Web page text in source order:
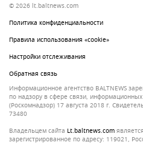
© 2026 lt.baltnews.com
Политика конфиденциальности
Правила использования «cookie»
Настройки отслеживания
Обратная связь
Информационное агентство BALTNEWS
по надзору в сфере связи,
(Роскомнадзор) 17 августа 2018 г.
73480
Владельцем сайта lt.baltnews.com
зарегистрированное по адресу: 119021,